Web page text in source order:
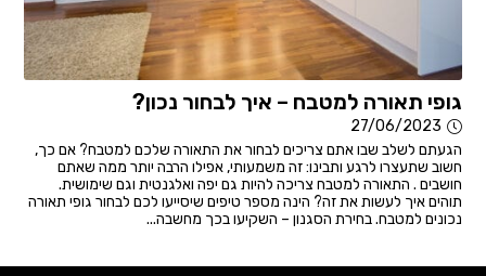
גופי תאורה למטבח – איך לבחור נכון?
27/06/2023
הגעתם לשלב שבו אתם צריכים לבחור את התאורה שלכם למטבח? אם כך,
חשוב שתעצרו לרגע ותבינו: זה משמעותי, אפילו הרבה יותר ממה שאתם
חושבים . התאורה למטבח צריכה להיות גם יפה ואלגנטית וגם שימושית.
תוהים איך לעשות את זה? הינה מספר טיפים שיסייעו לכם לבחור גופי תאורה
נכונים למטבח. בחירת הסגנון – השקיעו בכך מחשבה...